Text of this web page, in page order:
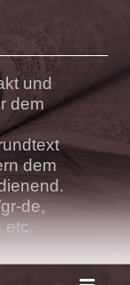
und
dem
dem
de,
etc.